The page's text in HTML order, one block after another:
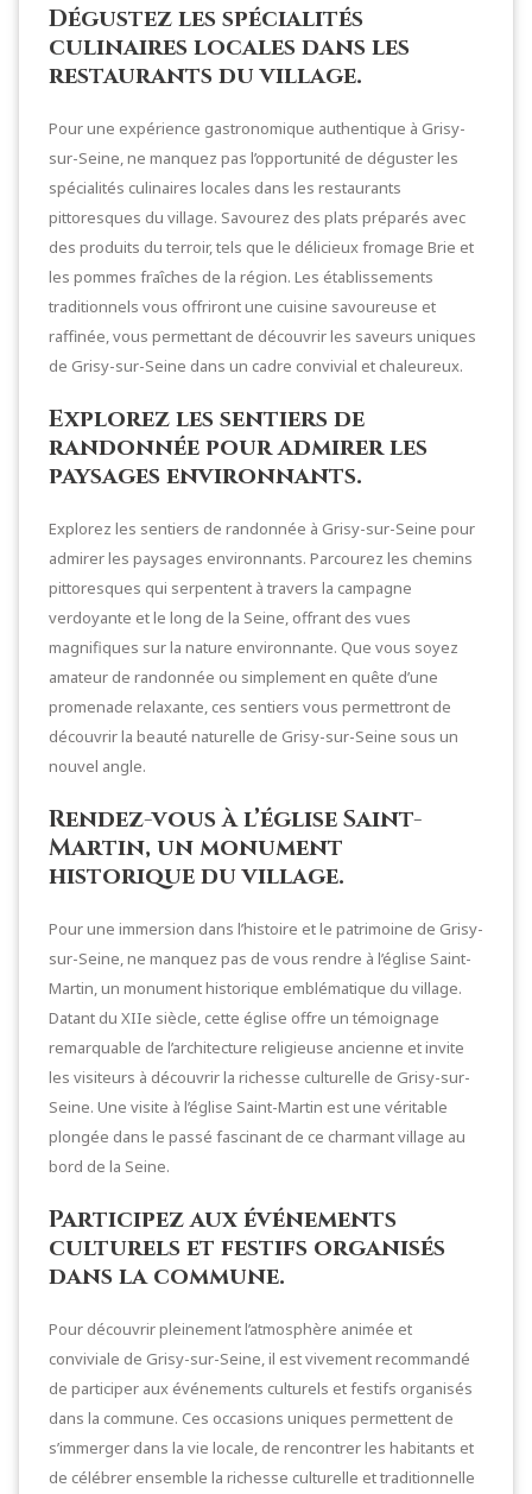
Dégustez les spécialités
culinaires locales dans les
restaurants du village.
Pour une expérience gastronomique authentique à Grisy-
sur-Seine, ne manquez pas l’opportunité de déguster les
spécialités culinaires locales dans les restaurants
pittoresques du village. Savourez des plats préparés avec
des produits du terroir, tels que le délicieux fromage Brie et
les pommes fraîches de la région. Les établissements
traditionnels vous offriront une cuisine savoureuse et
raffinée, vous permettant de découvrir les saveurs uniques
de Grisy-sur-Seine dans un cadre convivial et chaleureux.
Explorez les sentiers de
randonnée pour admirer les
paysages environnants.
Explorez les sentiers de randonnée à Grisy-sur-Seine pour
admirer les paysages environnants. Parcourez les chemins
pittoresques qui serpentent à travers la campagne
verdoyante et le long de la Seine, offrant des vues
magnifiques sur la nature environnante. Que vous soyez
amateur de randonnée ou simplement en quête d’une
promenade relaxante, ces sentiers vous permettront de
découvrir la beauté naturelle de Grisy-sur-Seine sous un
nouvel angle.
Rendez-vous à l’église Saint-
Martin, un monument
historique du village.
Pour une immersion dans l’histoire et le patrimoine de Grisy-
sur-Seine, ne manquez pas de vous rendre à l’église Saint-
Martin, un monument historique emblématique du village.
Datant du XIIe siècle, cette église offre un témoignage
remarquable de l’architecture religieuse ancienne et invite
les visiteurs à découvrir la richesse culturelle de Grisy-sur-
Seine. Une visite à l’église Saint-Martin est une véritable
plongée dans le passé fascinant de ce charmant village au
bord de la Seine.
Participez aux événements
culturels et festifs organisés
dans la commune.
Pour découvrir pleinement l’atmosphère animée et
conviviale de Grisy-sur-Seine, il est vivement recommandé
de participer aux événements culturels et festifs organisés
dans la commune. Ces occasions uniques permettent de
s’immerger dans la vie locale, de rencontrer les habitants et
de célébrer ensemble la richesse culturelle et traditionnelle